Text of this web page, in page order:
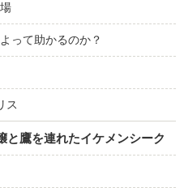
って助かるのか？
ス
鷹を連れたイケメンシーク